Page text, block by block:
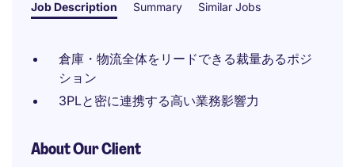
Job Description Summary Similar Jobs
倉庫・物流全体をリードできる裁量あるポジ
ション
3PLと密に連携する高い業務影響力
About Our Client